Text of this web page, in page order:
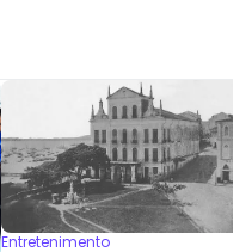
Entretenimento